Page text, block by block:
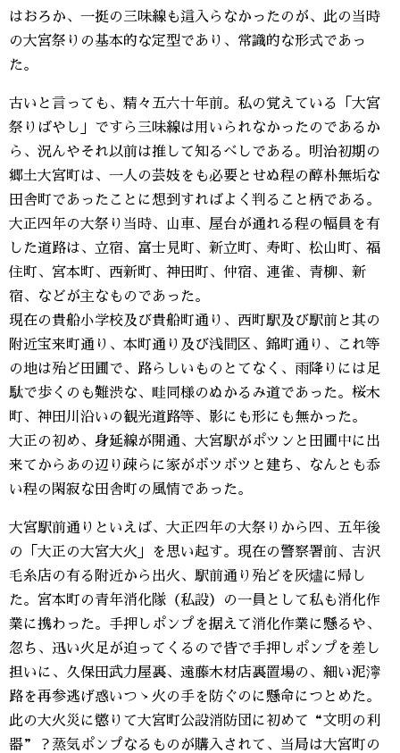
はおろか、一挺の三味線も這入らなかったのが、此の当時
の大宮祭りの基本的な定型であり、常識的な形式であっ
た。
古いと言っても、精々五六十年前。私の覚えている「大宮
祭りばやし」ですら三味線は用いられなかったのであるか
ら、況んやそれ以前は推して知るべしである。明治初期の
郷土大宮町は、一人の芸妓をも必要とせぬ程の醇朴無垢な
田舎町であったことに想到すればよく判ること柄である。
大正四年の大祭り当時、山車、屋台が通れる程の幅員を有
した道路は、立宿、富士見町、新立町、寿町、松山町、福
住町、宮本町、西新町、神田町、仲宿、連雀、青柳、新
宿、などが主なものであった。
現在の貴船小学校及び貴船町通り、西町駅及び駅前と其の
附近宝来町通り、本町通り及び浅間区、錦町通り、これ等
の地は殆ど田圃で、路らしいものとてなく、雨降りには足
駄で歩くのも難渋な、畦同様のぬかるみ道であった。桜木
町、神田川沿いの観光道路等、影にも形にも無かった。
大正の初め、身延線が開通、大宮駅がポツンと田圃中に出
来てからあの辺り疎らに家がボツボツと建ち、なんとも忝
い程の閑寂な田舎町の風情であった。
大宮駅前通りといえば、大正四年の大祭りから四、五年後
の「大正の大宮大火」を思い起す。現在の警察署前、吉沢
毛糸店の有る附近から出火、駅前通り殆どを灰燼に帰し
た。宮本町の青年消化隊（私設）の一員として私も消化作
業に携わった。手押しポンプを据えて消化作業に懸るや、
忽ち、迅い火足が迫ってくるので皆で手押しポンプを差し
担いに、久保田武力屋裏、遠藤木材店裏置場の、細い泥濘
路を再参逃げ惑いつゝ火の手を防ぐのに懸命につとめた。
此の大火災に懲りて大宮町公設消防団に初めて“文明の利
器”？蒸気ポンプなるものが購入されて、当局は大宮町の